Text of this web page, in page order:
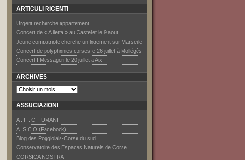
ARTICULI RICENTI
Urgent recherche appartement
Concert de « A iletta » au Castellet le 9 aout
Jeune compatriote cherche un logement sur Marseille
Concert de polyphonies corses le 26 juillet à Mollégès
Concert I Messageri le 20 juillet à Aix
ARCHIVES
ASSUCIAZIONI
A . F . C – UMANI
A. S.C.O (Facebook)
Blog des Poggiolais-Corse du sud
Conservatoire des Espaces Naturels de Corse
CORSICA NOSTRA